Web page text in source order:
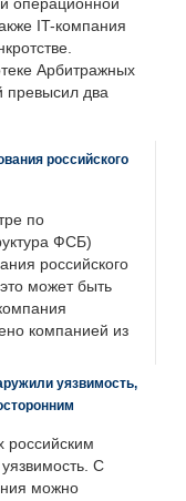
операционной
IT-компания
Арбитражных
превысил два
российского
по
ФСБ)
российского
может быть
компанией из
уязвимость,
российским
С
можно